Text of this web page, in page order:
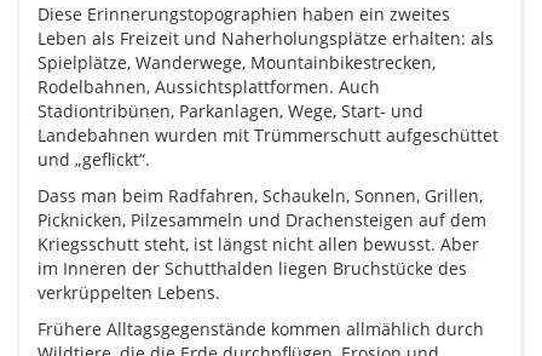
Diese Erinnerungstopographien haben ein zweites
Leben als Freizeit und Naherholungsplätze erhalten: als
Spielplätze, Wanderwege, Mountainbikestrecken,
Rodelbahnen, Aussichtsplattformen. Auch
Stadiontribünen, Parkanlagen, Wege, Start- und
Landebahnen wurden mit Trümmerschutt aufgeschüttet
und „geflickt“.
Dass man beim Radfahren, Schaukeln, Sonnen, Grillen,
Picknicken, Pilzesammeln und Drachensteigen auf dem
Kriegsschutt steht, ist längst nicht allen bewusst. Aber
im Inneren der Schutthalden liegen Bruchstücke des
verkrüppelten Lebens.
Frühere Alltagsgegenstände kommen allmählich durch